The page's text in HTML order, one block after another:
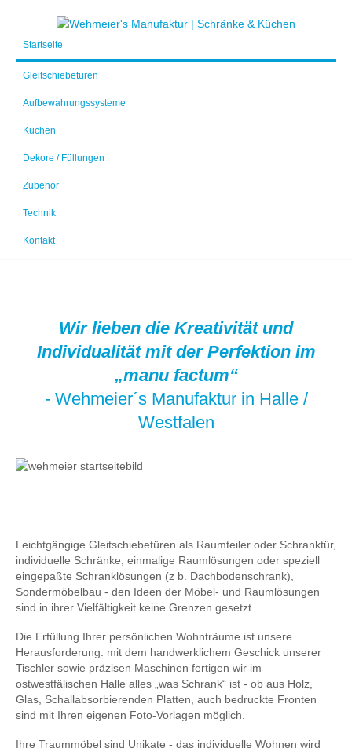
Startseite
Gleitschiebetüren
Aufbewahrungssysteme
Küchen
Dekore / Füllungen
Zubehör
Technik
Kontakt
Wir lieben die Kreativität und
Individualität mit der Perfektion im
„manu factum“
- Wehmeier´s Manufaktur in Halle /
Westfalen
Leichtgängige Gleitschiebetüren als Raumteiler oder Schranktür,
individuelle Schränke, einmalige Raumlösungen oder speziell
eingepaßte Schranklösungen (z b. Dachbodenschrank),
Sondermöbelbau - den Ideen der Möbel- und Raumlösungen
sind in ihrer Vielfältigkeit keine Grenzen gesetzt.
Die Erfüllung Ihrer persönlichen Wohnträume ist unsere
Herausforderung: mit dem handwerklichem Geschick unserer
Tischler sowie präzisen Maschinen fertigen wir im
ostwestfälischen Halle alles „was Schrank“ ist - ob aus Holz,
Glas, Schallabsorbierenden Platten, auch bedruckte Fronten
sind mit Ihren eigenen Foto-Vorlagen möglich.
Ihre Traummöbel sind Unikate - das individuelle Wohnen wird